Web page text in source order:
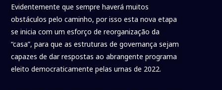
Evidentemente que sempre haverá muitos
obstáculos pelo caminho, por isso esta nova etapa
se inicia com um esforço de reorganização da
“casa”, para que as estruturas de governança sejam
capazes de dar respostas ao abrangente programa
eleito democraticamente pelas urnas de 2022.